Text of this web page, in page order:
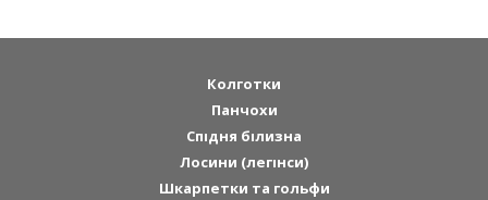
Колготки
Панчохи
Спідня білизна
Лосини (легінси)
Шкарпетки та гольфи